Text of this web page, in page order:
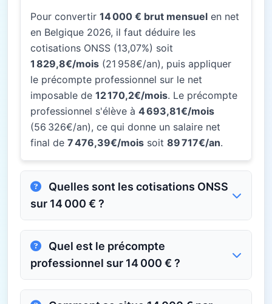
Pour convertir 14 000 € brut mensuel en net
en Belgique 2026, il faut déduire les
cotisations ONSS (13,07%) soit
1 829,8€/mois (21 958€/an), puis appliquer
le précompte professionnel sur le net
imposable de 12 170,2€/mois. Le précompte
professionnel s'élève à 4 693,81€/mois
(56 326€/an), ce qui donne un salaire net
final de 7 476,39€/mois soit 89 717€/an.
sur 14 000 € ?
professionnel sur 14 000 € ?